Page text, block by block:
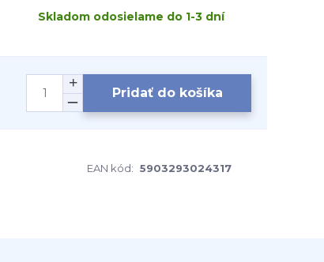
Skladom odosielame do 1-3 dní
Pridať do košíka
EAN kód: 5903293024317